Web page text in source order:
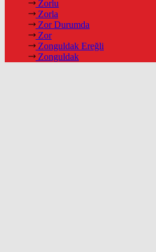
Zorlu
Zorla
Zor Durumda
Zor
Zonguldak Ereğli
Zonguldak